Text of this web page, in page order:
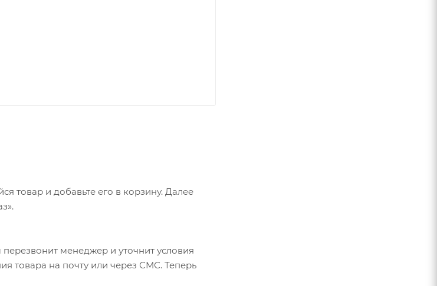
товар и добавьте его в корзину. Далее
менеджер и уточнит условия
товара на почту или через СМС. Теперь